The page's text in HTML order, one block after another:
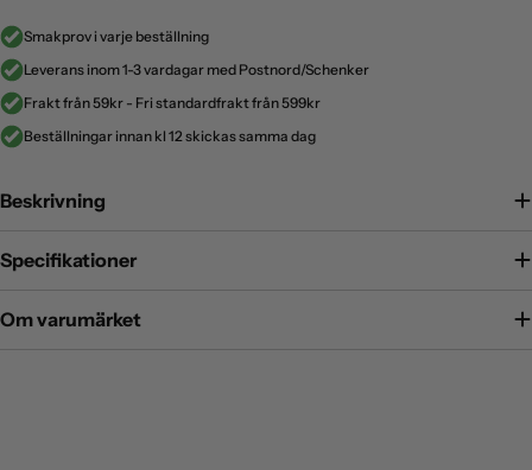
Smakprov i varje beställning
Leverans inom 1-3 vardagar med Postnord/Schenker
Frakt från 59kr - Fri standardfrakt från 599kr
Beställningar innan kl 12 skickas samma dag
Beskrivning
Specifikationer
Om varumärket